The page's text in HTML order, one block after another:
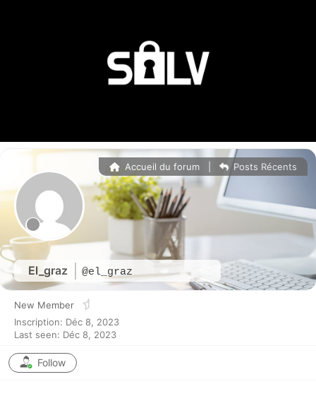
El_graz @el_graz
Accueil du forum Posts Récents
New Member
Inscription: Déc 8, 2023
Last seen: Déc 8, 2023
Follow